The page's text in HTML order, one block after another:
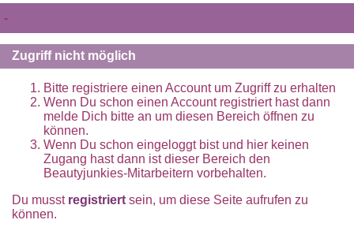
-
Zugriff nicht möglich
Bitte registriere einen Account um Zugriff zu erhalten
Wenn Du schon einen Account registriert hast dann
melde Dich bitte an um diesen Bereich öffnen zu
können.
Wenn Du schon eingeloggt bist und hier keinen
Zugang hast dann ist dieser Bereich den
Beautyjunkies-Mitarbeitern vorbehalten.
Du musst registriert sein, um diese Seite aufrufen zu
können.